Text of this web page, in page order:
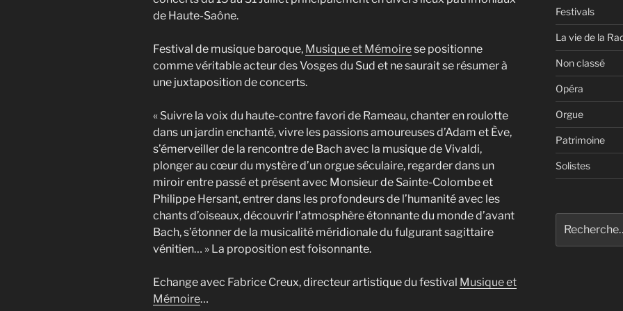
de Haute-Saône.
Festival de musique baroque, Musique et Mémoirese positionne
comme véritable acteur des Vosges du Sud et ne saurait se résumer à
une juxtaposition de concerts.
« Suivre la voix du haute-contre favori de Rameau, chanter en roulotte
dans un jardin enchanté, vivre les passions amoureuses d’Adam et Ève,
s’émerveiller de la rencontre de Bach avec la musique de Vivaldi,
plonger au cœur du mystère d’un orgue séculaire, regarder dans un
miroir entre passé et présent avec Monsieur de Sainte-Colombe et
Philippe Hersant, entrer dans les profondeurs de l’humanité avec les
chants d’oiseaux, découvrir l’atmosphère étonnante du monde d’avant
Bach, s’étonner de la musicalité méridionale du fulgurant sagittaire
vénitien… » La proposition est foisonnante.
Echange avec Fabrice Creux, directeur artistique du festival Musique et
Mémoire…
Festivals
La vie de la
Non classé
Opéra
Orgue
Patrimoine
Solistes
pour
: